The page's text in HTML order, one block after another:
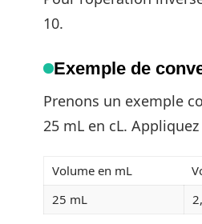
10.
Exemple de
Prenons un exemple
25 mL en cL.
Volume en mL
25 mL